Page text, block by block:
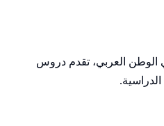
الوطن العربي، تقدم دروس